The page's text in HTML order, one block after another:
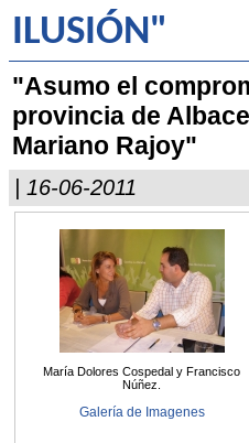
ILUSIÓN"
"Asumo el
provincia de
Mariano Rajoy"
| 16-06-2011
María Dolores Cospedal y Francisco
Núñez.
Galería de Imagenes